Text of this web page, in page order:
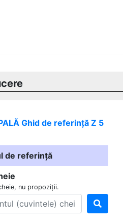
Ghid de referință Z 5
de referință
nu propoziții.